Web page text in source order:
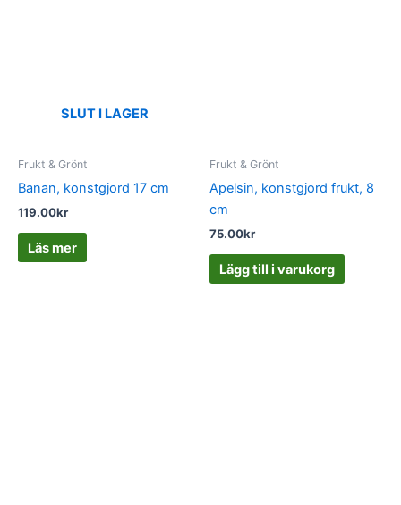
SLUT I LAGER
Frukt & Grönt
Banan, konstgjord 17 cm
119.00kr
Läs mer
Frukt & Grönt
Apelsin, konstgjord frukt, 8
cm
75.00kr
Lägg till i varukorg